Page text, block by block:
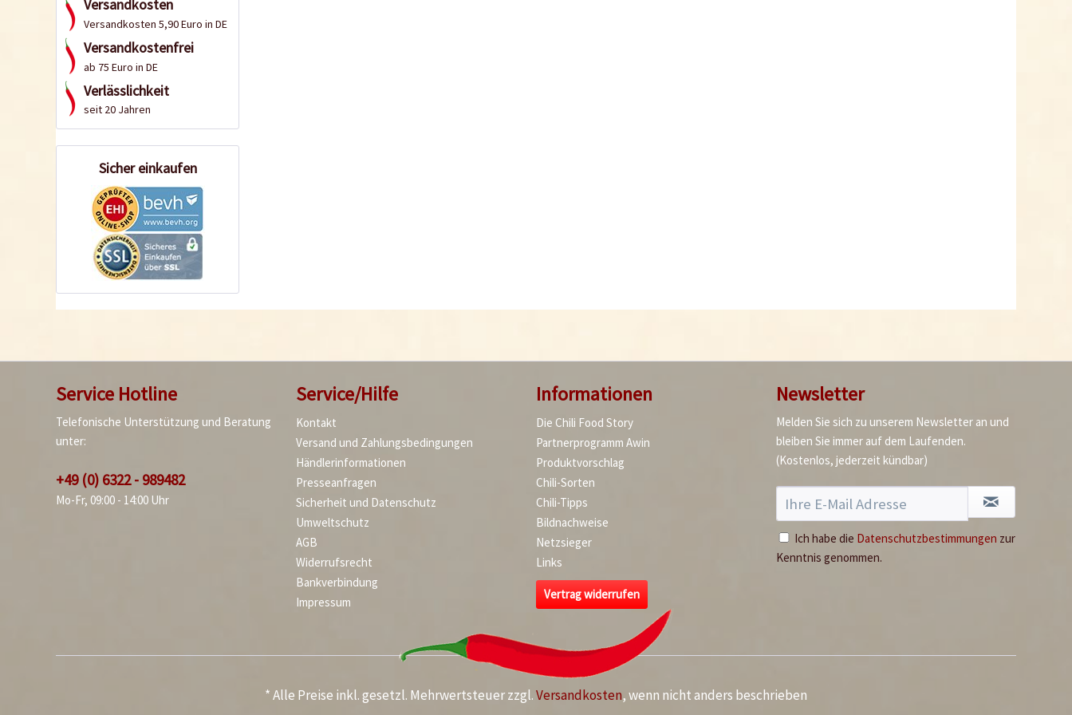
Versandkosten
Versandkosten 5,90 Euro in DE
Versandkostenfrei
ab 75 Euro in DE
Verlässlichkeit
seit 20 Jahren
Sicher einkaufen
Inhalt
3,99 € *
Jetzt bestellen
Basmati-Reis
Service Hotline
Telefonische Unterstützung und Beratung
unter:
+49 (0) 6322 - 989482
Mo-Fr, 09:00 - 14:00 Uhr
Service/Hilfe
Kontakt
Versand und Zahlungsbedingungen
Händlerinformationen
Presseanfragen
Sicherheit und Datenschutz
Umweltschutz
AGB
Widerrufsrecht
Bankverbindung
Impressum
Informationen
Die Chili Food Story
Partnerprogramm Awin
Produktvorschlag
Chili-Sorten
Chili-Tipps
Bildnachweise
Netzsieger
Links
Vertrag widerrufen
Newsletter
Melden Sie sich zu unserem Newsletter an und
bleiben Sie immer auf dem Laufenden.
(Kostenlos, jederzeit kündbar)
Ich habe die Datenschutzbestimmungen zur
Kenntnis genommen.
* Alle Preise inkl. gesetzl. Mehrwertsteuer zzgl.Versandkosten, wenn nicht anders beschrieben